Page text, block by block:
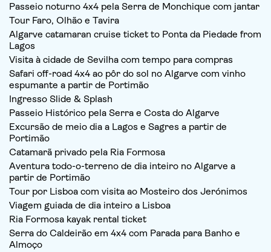
Passeio noturno 4x4 pela Serra de Monchique com jantar
Tour Faro, Olhão e Tavira
Algarve catamaran cruise ticket to Ponta da Piedade from
Lagos
Visita à cidade de Sevilha com tempo para compras
Safari off-road 4x4 ao pôr do sol no Algarve com vinho
espumante a partir de Portimão
Ingresso Slide & Splash
Passeio Histórico pela Serra e Costa do Algarve
Excursão de meio dia a Lagos e Sagres a partir de
Portimão
Catamarã privado pela Ria Formosa
Aventura todo-o-terreno de dia inteiro no Algarve a
partir de Portimão
Tour por Lisboa com visita ao Mosteiro dos Jerónimos
Viagem guiada de dia inteiro a Lisboa
Ria Formosa kayak rental ticket
Serra do Caldeirão em 4x4 com Parada para Banho e
Almoço